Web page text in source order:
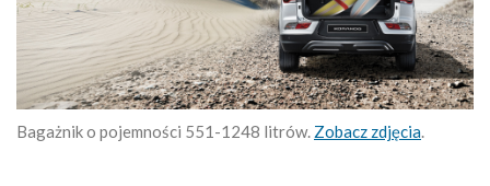
Bagażnik o pojemności 551-1248 litrów. Zobacz zdjęcia.